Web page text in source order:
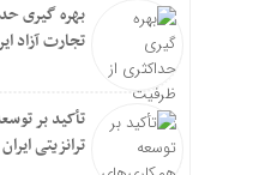
بهره گیری
تجارت آزاد
تأکید بر
ترانزیتی